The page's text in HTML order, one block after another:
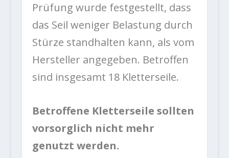
Prüfung wurde festgestellt, dass
das Seil weniger Belastung durch
Stürze standhalten kann, als vom
Hersteller angegeben. Betroffen
sind insgesamt 18 Kletterseile.
Betroffene Kletterseile sollten
vorsorglich nicht mehr
genutzt werden.